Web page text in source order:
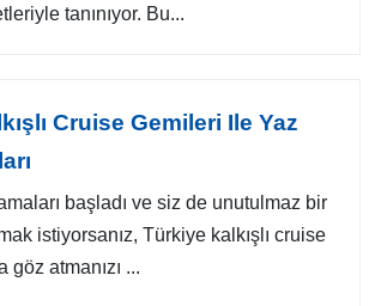
tanınıyor. Bu...
Cruise Gemileri Ile Yaz
başladı ve siz de unutulmaz bir
istiyorsanız, Türkiye kalkışlı cruise
göz atmanızı ...